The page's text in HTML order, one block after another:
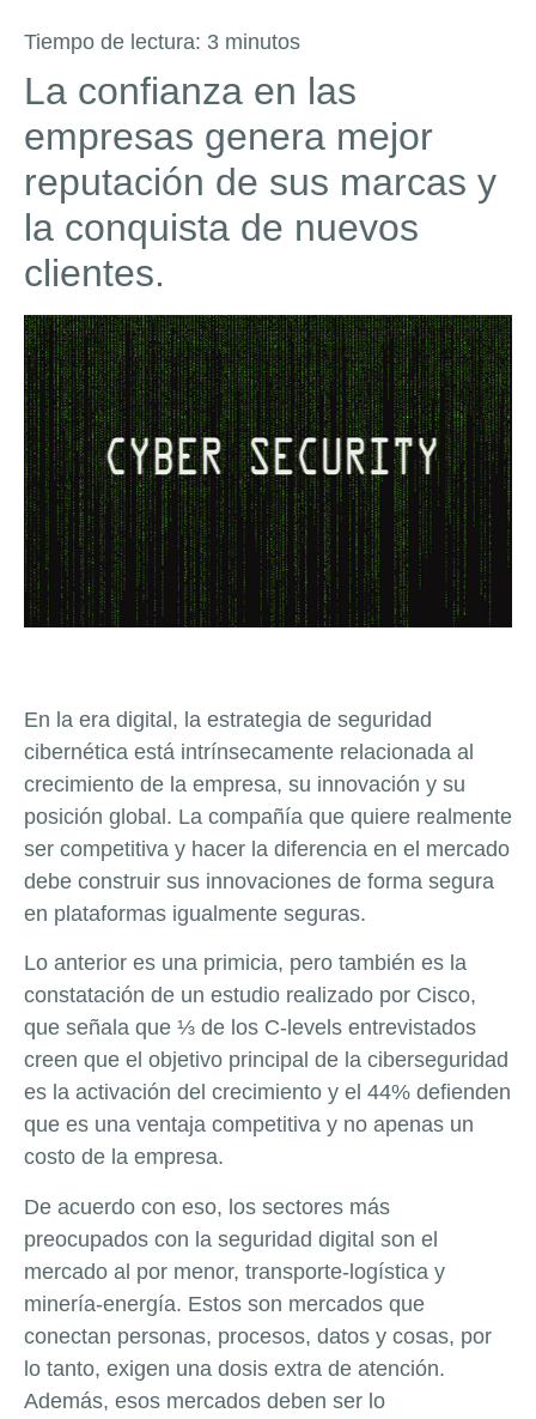
Tiempo de lectura: 3 minutos
La confianza en las
empresas genera mejor
reputación de sus marcas y
la conquista de nuevos
clientes.
En la era digital, la estrategia de seguridad
cibernética está intrínsecamente relacionada al
crecimiento de la empresa, su innovación y su
posición global. La compañía que quiere realmente
ser competitiva y hacer la diferencia en el mercado
debe construir sus innovaciones de forma segura
en plataformas igualmente seguras.
Lo anterior es una primicia, pero también es la
constatación de un estudio realizado por Cisco,
que señala que ⅓ de los C-levels entrevistados
creen que el objetivo principal de la ciberseguridad
es la activación del crecimiento y el 44% defienden
que es una ventaja competitiva y no apenas un
costo de la empresa.
De acuerdo con eso, los sectores más
preocupados con la seguridad digital son el
mercado al por menor, transporte-logística y
minería-energía. Estos son mercados que
conectan personas, procesos, datos y cosas, por
lo tanto, exigen una dosis extra de atención.
Además, esos mercados deben ser lo